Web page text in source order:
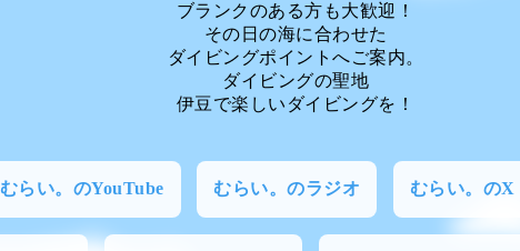
ブランクのある方も大歓迎！
その日の海に合わせた
ダイビングポイントへご案内。
ダイビングの聖地
伊豆で楽しいダイビングを！
むらい。のYouTube むらい。のラジオ むらい。のX